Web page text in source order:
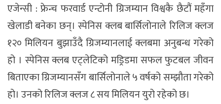
एजेन्सी : फ्रेन्च फरवार्ड एन्टोनी ग्रिजम्यान विश्वकै छैटौं महँगा
खेलाडी बनेका छन्। स्पेनिस क्लब बार्सिलोनाले रिलिज क्लज
१२० मिलियन बुझाउँदै ग्रिजम्यानलाई क्लबमा अनुबन्ध गरेको
हो । स्पेनिस क्लब एट्लेटिको मड्रिडमा सफल फुटबल जीवन
बिताएका ग्रिजम्यानसँग बार्सिलोनाले ५ वर्षको सम्झौता गरेको
हो। उनको रिलिज क्लज ८ सय मिलियन युरो रहेको छ।